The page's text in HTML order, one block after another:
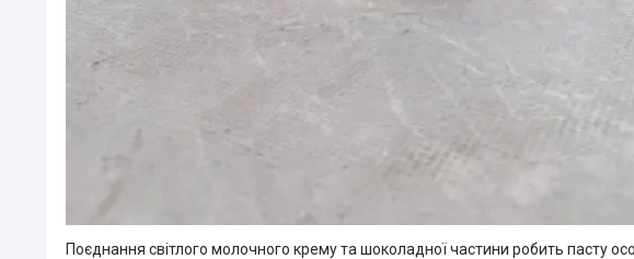
Поєднання світлого молочного крему та шоколадної частини робить пасту